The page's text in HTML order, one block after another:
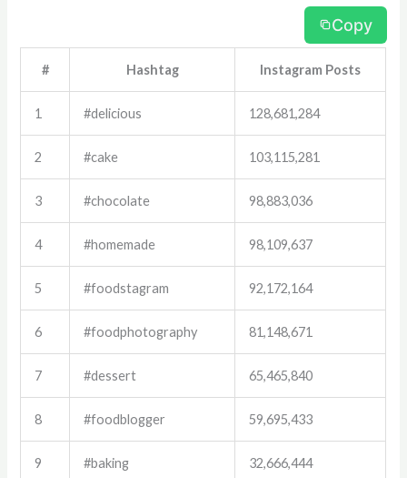
Copy
# Hashtag Instagram Posts
1 #delicious 128,681,284
2 #cake 103,115,281
3 #chocolate 98,883,036
4 #homemade 98,109,637
5 #foodstagram 92,172,164
6 #foodphotography 81,148,671
7 #dessert 65,465,840
8 #foodblogger 59,695,433
9 #baking 32,666,444